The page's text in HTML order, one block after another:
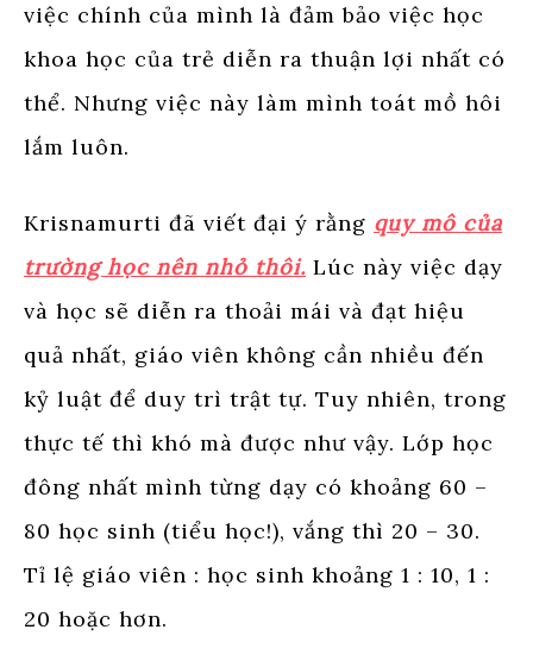
việc chính của mình là đảm bảo việc học
khoa học của trẻ diễn ra thuận lợi nhất có
thể. Nhưng việc này làm mình toát mồ hôi
lắm luôn.
Krisnamurti đã viết đại ý rằng quy mô của
trường học nên nhỏ thôi. Lúc này việc dạy
và học sẽ diễn ra thoải mái và đạt hiệu
quả nhất, giáo viên không cần nhiều đến
kỷ luật để duy trì trật tự. Tuy nhiên, trong
thực tế thì khó mà được như vậy. Lớp học
đông nhất mình từng dạy có khoảng 60 –
80 học sinh (tiểu học!), vắng thì 20 – 30.
Tỉ lệ giáo viên : học sinh khoảng 1 : 10, 1 :
20 hoặc hơn.